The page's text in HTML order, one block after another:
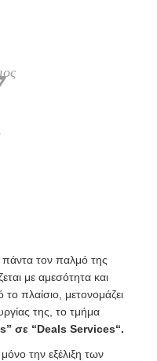
τον παλμό της
με αμεσότητα και
το πλαίσιο, μετονομάζει
της, το τμήμα
σε “Deals Services“.
την εξέλιξη των